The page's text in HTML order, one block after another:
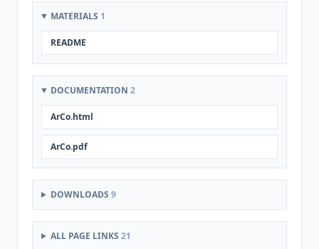
MATERIALS 1
README
DOCUMENTATION 2
ArCo.html
ArCo.pdf
DOWNLOADS 9
ALL PAGE LINKS 21